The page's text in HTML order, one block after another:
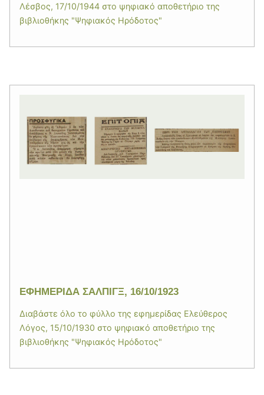
Λέσβος, 17/10/1944 στο ψηφιακό αποθετήριο της
βιβλιοθήκης "Ψηφιακός Ηρόδοτος"
ΕΦΗΜΕΡΙΔΑ ΣΑΛΠΙΓΞ, 16/10/1923
Διαβάστε όλο το φύλλο της εφημερίδας Ελεύθερος
Λόγος, 15/10/1930 στο ψηφιακό αποθετήριο της
βιβλιοθήκης "Ψηφιακός Ηρόδοτος"